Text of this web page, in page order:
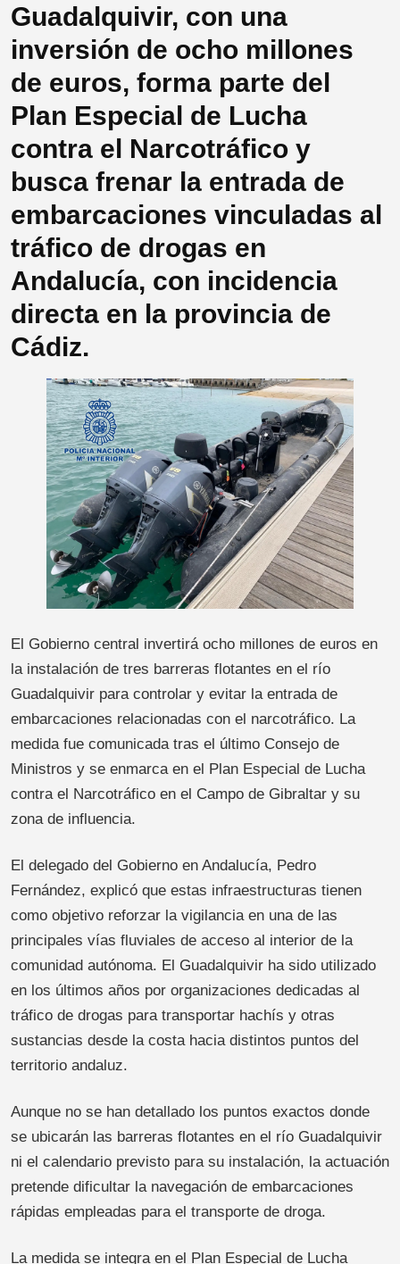
Guadalquivir, con una
inversión de ocho millones
de euros, forma parte del
Plan Especial de Lucha
contra el Narcotráfico y
busca frenar la entrada de
embarcaciones vinculadas al
tráfico de drogas en
Andalucía, con incidencia
directa en la provincia de
Cádiz.
El Gobierno central invertirá ocho millones de euros en
la instalación de tres barreras flotantes en el río
Guadalquivir para controlar y evitar la entrada de
embarcaciones relacionadas con el narcotráfico. La
medida fue comunicada tras el último Consejo de
Ministros y se enmarca en el Plan Especial de Lucha
contra el Narcotráfico en el Campo de Gibraltar y su
zona de influencia.
El delegado del Gobierno en Andalucía, Pedro
Fernández, explicó que estas infraestructuras tienen
como objetivo reforzar la vigilancia en una de las
principales vías fluviales de acceso al interior de la
comunidad autónoma. El Guadalquivir ha sido utilizado
en los últimos años por organizaciones dedicadas al
tráfico de drogas para transportar hachís y otras
sustancias desde la costa hacia distintos puntos del
territorio andaluz.
Aunque no se han detallado los puntos exactos donde
se ubicarán las barreras flotantes en el río Guadalquivir
ni el calendario previsto para su instalación, la actuación
pretende dificultar la navegación de embarcaciones
rápidas empleadas para el transporte de droga.
La medida se integra en el Plan Especial de Lucha